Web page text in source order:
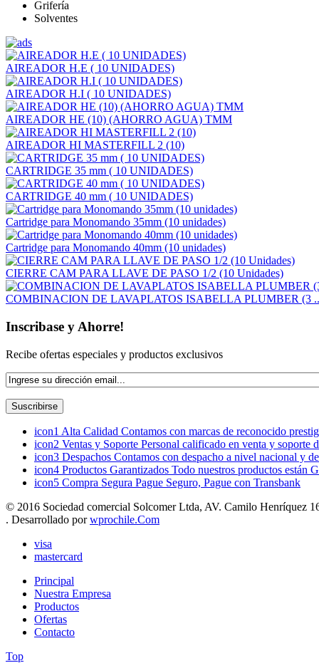
Grifería
Solventes
AIREADOR H.E ( 10 UNIDADES)
AIREADOR H.I ( 10 UNIDADES)
AIREADOR HE (10) (AHORRO AGUA) TMM
AIREADOR HI MASTERFILL 2 (10)
CARTRIDGE 35 mm ( 10 UNIDADES)
CARTRIDGE 40 mm ( 10 UNIDADES)
Cartridge para Monomando 35mm (10 unidades)
Cartridge para Monomando 40mm (10 unidades)
CIERRE CAM PARA LLAVE DE PASO 1/2 (10 Unidades)
COMBINACION DE LAVAPLATOS ISABELLA PLUMBER (3
Inscribase y Ahorre!
Recibe ofertas especiales y productos exclusivos
icon1 Alta Calidad Contamos con marcas de reconocido
icon2 Ventas y Soporte Personal calificado en venta y soporte
icon3 Despachos Contamos con despacho a nivel nacional y
icon4 Productos Garantizados Todo nuestros productos están
icon5 Compra Segura Pague Seguro, Pague con Transbank
© 2016 Sociedad comercial Solcomer Ltda, AV. Camilo Henríquez
. Desarrollado porwprochile.Com
visa
mastercard
Principal
Nuestra Empresa
Productos
Ofertas
Contacto
Top